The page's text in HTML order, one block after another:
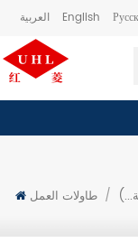
العربية English
/ طاولات العمل